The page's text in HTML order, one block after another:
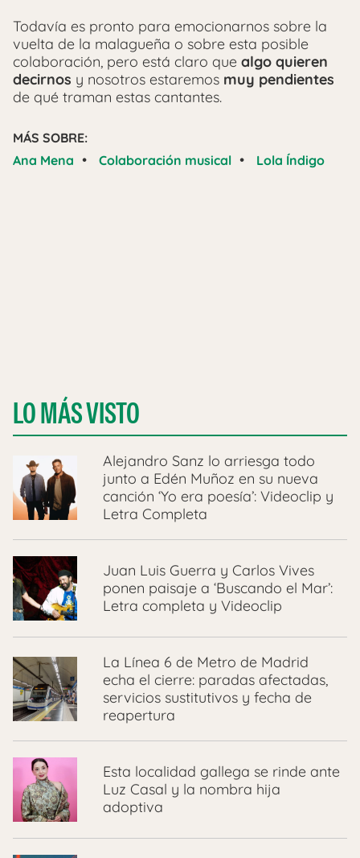
Todavía es pronto para emocionarnos sobre la
vuelta de la malagueña o sobre esta posible
colaboración, pero está claro que algo quieren
decirnos y nosotros estaremos muy pendientes
de qué traman estas cantantes.
MÁS SOBRE:
Ana Mena • Colaboración musical • Lola Índigo
LO MÁS VISTO
Alejandro Sanz lo arriesga todo
junto a Edén Muñoz en su nueva
canción ‘Yo era poesía’: Videoclip y
Letra Completa
Juan Luis Guerra y Carlos Vives
ponen paisaje a ‘Buscando el Mar’:
Letra completa y Videoclip
La Línea 6 de Metro de Madrid
echa el cierre: paradas afectadas,
servicios sustitutivos y fecha de
reapertura
Esta localidad gallega se rinde ante
Luz Casal y la nombra hija
adoptiva